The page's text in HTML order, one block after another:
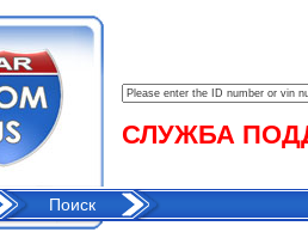
СЛУЖБА
Поиск